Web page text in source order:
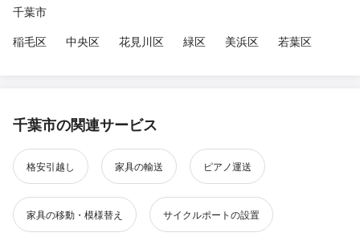
千葉市
稲毛区
中央区 花見川区 緑区 美浜区 若葉区
千葉市の関連サービス
格安引越し 家具の輸送 ピアノ運送
家具の移動・模様替え サイクルポートの設置